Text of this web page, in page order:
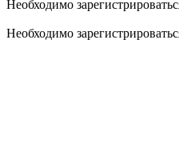
Необходимо
Необходимо